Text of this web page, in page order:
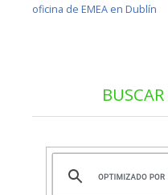
oficina de EMEA en Dublín